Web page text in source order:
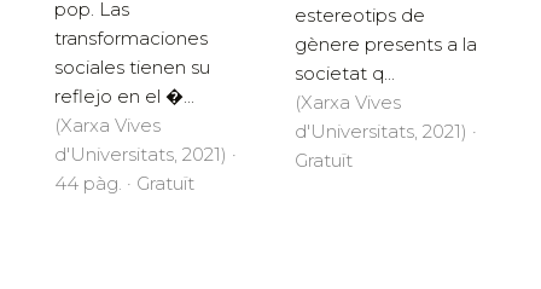
pop. Las
transformaciones
sociales tienen su
reflejo en el �...
(Xarxa Vives
d'Universitats, 2021) ·
44 pàg. · Gratuït
estereotips de
gènere presents a la
societat q...
(Xarxa Vives
d'Universitats, 2021) ·
Gratuït